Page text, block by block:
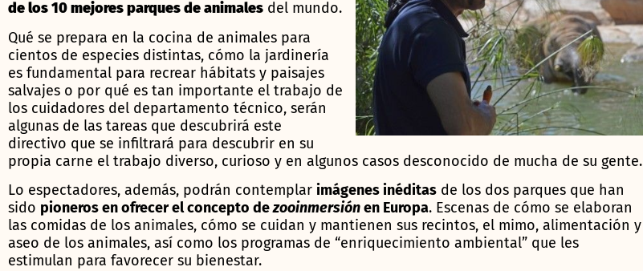
de los 10 mejores parques de animales del mundo.
Qué se prepara en la cocina de animales para
cientos de especies distintas, cómo la jardinería
es fundamental para recrear hábitats y paisajes
salvajes o por qué es tan importante el trabajo de
los cuidadores del departamento técnico, serán
algunas de las tareas que descubrirá este
directivo que se infiltrará para descubrir en su
propia carne el trabajo diverso, curioso y en algunos casos desconocido de mucha de su gente.
Lo espectadores, además, podrán contemplar imágenes inéditas de los dos parques que han
sido pioneros en ofrecer el concepto dezooinmersiónen Europa. Escenas de cómo se elaboran
las comidas de los animales, cómo se cuidan y mantienen sus recintos, el mimo, alimentación y
aseo de los animales, así como los programas de “enriquecimiento ambiental” que les
estimulan para favorecer su bienestar.